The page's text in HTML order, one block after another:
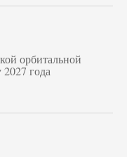
орбитальной
года